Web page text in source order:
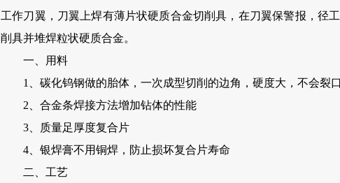
工作刀翼，刀翼上焊有薄片状硬质合金切削具，在刀翼保警报，径
削具并堆焊粒状硬质合金。
一、用料
1、碳化钨钢做的胎体，一次成型切削的边角，硬度大，不会裂
2、合金条焊接方法增加钻体的性能
3、质量足厚度复合片
4、银焊膏不用铜焊，防止损坏复合片寿命
二、工艺